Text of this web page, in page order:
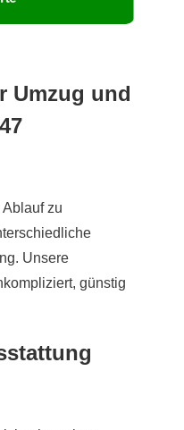
Umzug und
zu
Unsere
günstig